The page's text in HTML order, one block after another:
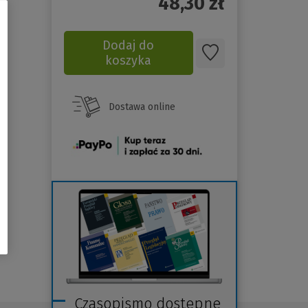
Dodaj do
koszyka
Dostawa online
(Nowe
Czasopismo dostępne